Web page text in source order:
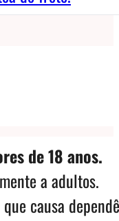
de 18 anos.
a adultos.
causa